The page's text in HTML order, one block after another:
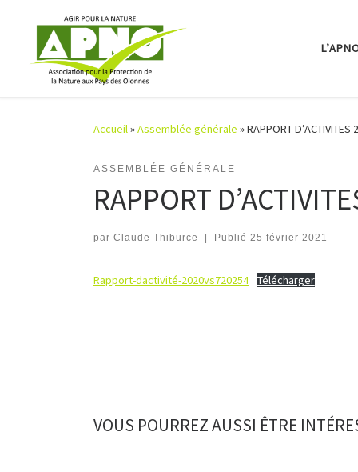
Passer au contenu
Accueil»Assemblée générale »RAPPORT D’ACTIVITES
ASSEMBLÉE GÉNÉRALE
RAPPORT
par Claude Thiburce Publié 25 février 2021
Rapport-dactivité-2020vs720254 Télécharger
VOUS POURREZ AUSSI ÊTRE